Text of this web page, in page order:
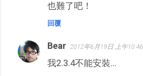
也難了吧！
回覆
Bear 2012年6月19日 上午10:46
我2.3.4不能安裝…